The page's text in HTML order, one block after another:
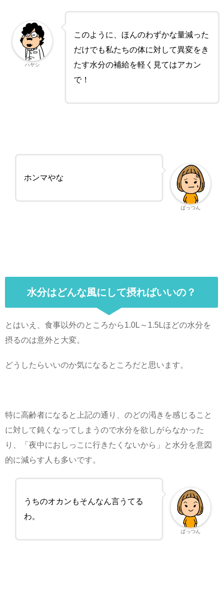
このように、ほんのわずかな量減った
だけでも私たちの体に対して異変をき
たす水分の補給を軽く見てはアカン
で！
ハヤシ
ホンマやな
ぱっつん
水分はどんな風にして摂ればいいの？
とはいえ、食事以外のところから1.0L～1.5Lほどの水分を
摂るのは意外と大変。
どうしたらいいのか気になるところだと思います。
特に高齢者になると上記の通り、のどの渇きを感じること
に対して鈍くなってしまうので水分を欲しがらなかった
り、「夜中におしっこに行きたくないから」と水分を意図
的に減らす人も多いです。
うちのオカンもそんなん言うてる
わ。
ぱっつん